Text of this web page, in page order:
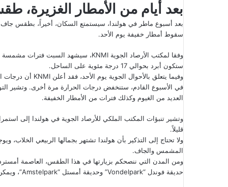
بعد أيام من الأمطار
بعد أسبوع ماطر في هولندا، سيستمتع السكان، أخيراً، بطقس
سقوط أمطار خفيفة يوم الأحد.
ستكون أبرد بحوالي 17 درجة مئوية على الساحل.
وفيما يتعلق بالأحوال الجوية يوم الأحد، فقد أعلن KNMI أن درجات الحرارة قد ترتفع قليلاً، ولكن فرصة الأمطار تبلغ 30٪.
العديد من الغيوم وكذلك فترات من الأمطار الخفيفة.
وتشير تنبؤات المكتب الملكي للأرصاد الجوية في هولندا إلى
قليلاً.
ولا تحتاج إلى التذكير بأن هولندا تشتهر بجمالها الربيعي
المشمس والجاف.
ومن المدن التي ننصحكم بزيارتها في هذا الطقس، العاصمة
حديقة فوندل “Vondelpark” وحديقة أمستل “Amstelpark”، ويمكن الاستمتاع بجولات بالقوارب على قنوات المدينة.